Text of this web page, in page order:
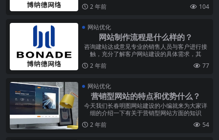
2 年前
104
网站优化
网站制作流程是什么样的？
咨询建站达成意见专业的销售人员与客户进行接
触，充分了解客户网站建设的具体需求，其
2 年前
77
网站优化
营销型网站的特点和优势什么？
今天我们长春明图网站建设的小编就来为大家详
细的介绍一下有关于营销型网站方面的知识
2 年前
54